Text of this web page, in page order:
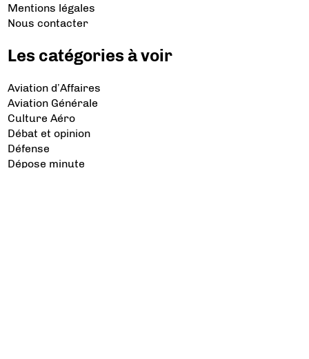
Mentions légales
Nous contacter
Les catégories à voir
Aviation d’Affaires
Aviation Générale
Culture Aéro
Débat et opinion
Défense
Dépose minute